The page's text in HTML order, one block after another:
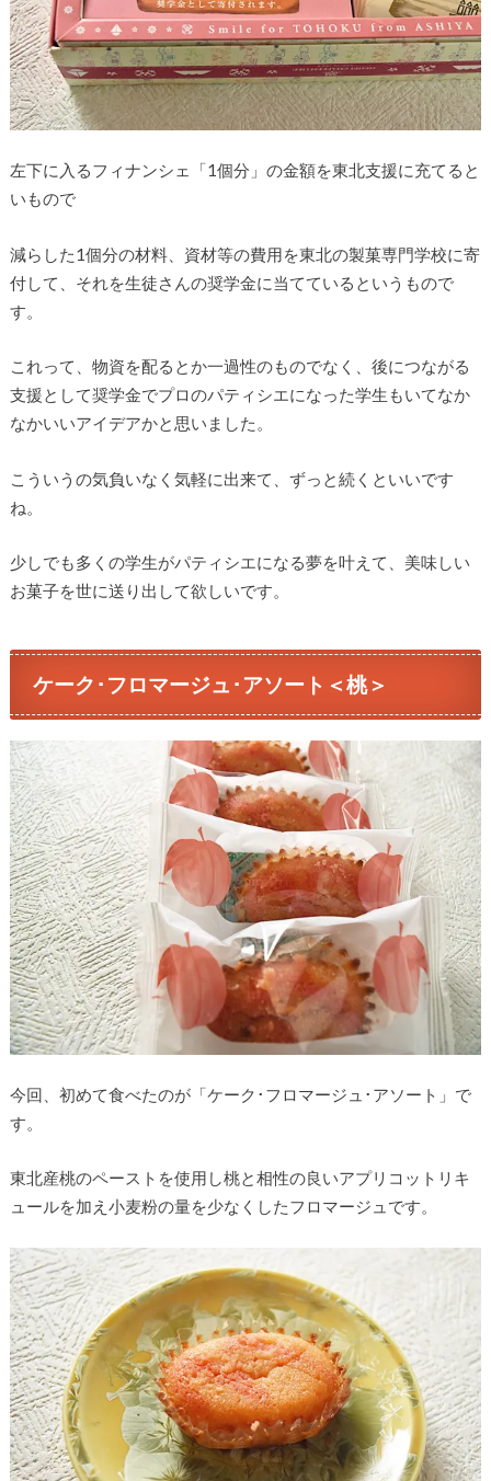
左下に入るフィナンシェ「1個分」の金額を東北支援に充てると
いもので
減らした1個分の材料、資材等の費用を東北の製菓専門学校に寄
付して、それを生徒さんの奨学金に当てているというもので
す。
これって、物資を配るとか一過性のものでなく、後につながる
支援として奨学金でプロのパティシエになった学生もいてなか
なかいいアイデアかと思いました。
こういうの気負いなく気軽に出来て、ずっと続くといいです
ね。
少しでも多くの学生がパティシエになる夢を叶えて、美味しい
お菓子を世に送り出して欲しいです。
ケーク･フロマージュ･アソート＜桃＞
今回、初めて食べたのが「ケーク･フロマージュ･アソート」で
す。
東北産桃のペーストを使用し桃と相性の良いアプリコットリキ
ュールを加え小麦粉の量を少なくしたフロマージュです。